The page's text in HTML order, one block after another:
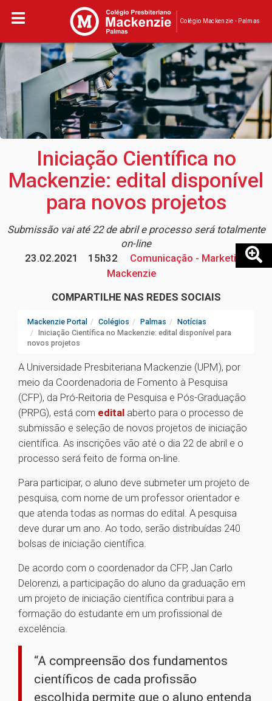
Colégio Mackenzie - Palmas
Iniciação Científica no
Mackenzie: edital disponível
para novos projetos
Submissão vai até 22 de abril e processo será totalmente
on-line
23.02.2021
15h32
Comunicação - Marketing
Mackenzie
COMPARTILHE NAS REDES SOCIAIS
Mackenzie Portal Colégios Palmas
Notícias
Iniciação Científica no Mackenzie: edital disponível para
novos projetos
A Universidade Presbiteriana Mackenzie (UPM), por
meio da Coordenadoria de Fomento à Pesquisa
(CFP), da Pró-Reitoria de Pesquisa e Pós-Graduação
(PRPG), está com edital aberto para o processo de
submissão e seleção de novos projetos de iniciação
científica. As inscrições vão até o dia 22 de abril e o
processo será feito de forma on-line.
Para participar, o aluno deve submeter um projeto de
pesquisa, com nome de um professor orientador e
que atenda todas as normas do edital. A pesquisa
deve durar um ano. Ao todo, serão distribuídas 240
bolsas de iniciação científica.
De acordo com o coordenador da CFP, Jan Carlo
Delorenzi, a participação do aluno da graduação em
um projeto de iniciação científica contribui para a
formação do estudante em um profissional de
excelência.
“A compreensão dos fundamentos
científicos de cada profissão
escolhida permite que o aluno entenda